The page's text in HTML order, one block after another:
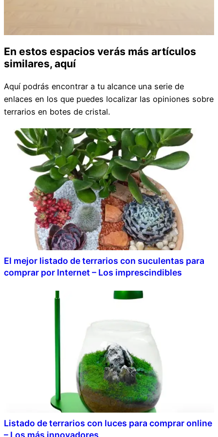
En estos espacios verás más artículos
similares, aquí
Aquí podrás encontrar a tu alcance una serie de
enlaces en los que puedes localizar las opiniones sobre
terrarios en botes de cristal.
El mejor listado de terrarios con suculentas para
comprar por Internet – Los imprescindibles
Listado de terrarios con luces para comprar online
– Los más innovadores